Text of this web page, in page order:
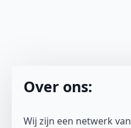
Over ons:
Wij zijn een netwerk van